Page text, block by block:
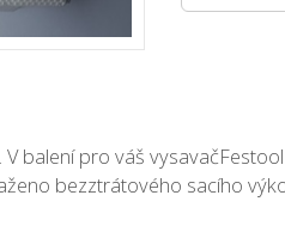
balení pro váš
bezztrátového sacího